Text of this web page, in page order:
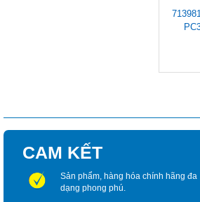
CAM KẾT
Sản phẩm, hàng hóa chính hãng đa
dạng phong phú.